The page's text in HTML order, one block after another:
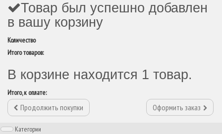
Товар был успешно добавлен
в вашу корзину
Количество
Итого товаров:
В корзине находится 1 товар.
Итого, к оплате:
Продолжить покупки Оформить заказ
Категории